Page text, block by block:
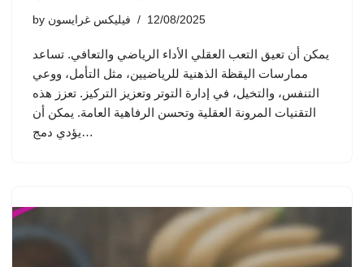
by فيليكس غرايسون 12/08/2025
يمكن أن تعيق التعب العقلي الأداء الرياضي والتعافي. تساعد
ممارسات اليقظة الذهنية للرياضيين، مثل التأمل، ووعي
التنفس، والتخيل، في إدارة التوتر وتعزيز التركيز. تعزز هذه
التقنيات المرونة العقلية وتحسن الرفاهية العامة. يمكن أن
يؤدي دمج…